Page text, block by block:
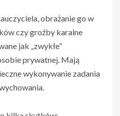
obrażanie go w
czy groźby karalne
jak „zwykłe”
prywatnej. Mają
wykonywanie zadania